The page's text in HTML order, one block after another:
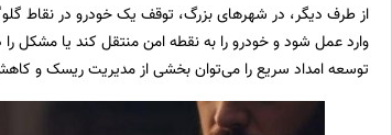
از طرف دیگر، در شهرهای بزرگ، توقف یک خودرو در نقاط
وارد عمل شود و خودرو را به نقطه امن منتقل کند یا مشکل
توسعه امداد سریع را می‌توان بخشی از مدیریت ریسک و